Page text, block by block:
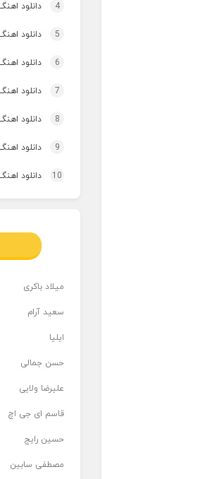
4 دانلود
5 دانلود اهنگ برنو
6 دانلود
7 دانلود
8 دانلود
9 دانلود
10 دانلود
میلاد باکری
سعید آرام
ایلیا
حسن جمالی
علیرضا ولایی
قاسم ای جی اچ
حسین رایج
مصطفی سابین